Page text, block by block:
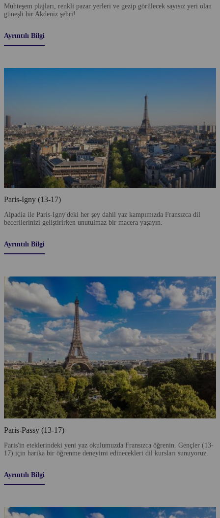
Muhteşem plajları, renkli pazar yerleri ve gezip görülecek sayısız yeri olan
güneşli bir Akdeniz şehri!
Ayrıntılı Bilgi
Paris-Igny (13-17)
Alpadia ile Paris-Igny'deki her şey dahil yaz kampımızda Fransızca dil
becerilerinizi geliştirirken unutulmaz bir macera yaşayın.
Ayrıntılı Bilgi
Paris-Passy (13-17)
Paris'in eteklerindeki yeni yaz okulumuzda Fransızca öğrenin. Gençler (13-
17) için harika bir öğrenme deneyimi edinecekleri dil kursları sunuyoruz.
Ayrıntılı Bilgi